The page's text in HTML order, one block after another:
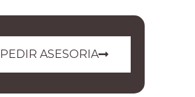
PEDIR ASESORIA